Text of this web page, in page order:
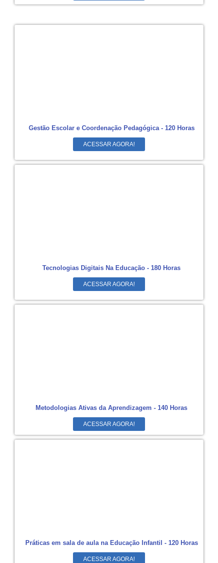
Gestão Escolar e Coordenação Pedagógica - 120 Horas
ACESSAR AGORA!
Tecnologias Digitais Na Educação - 180 Horas
ACESSAR AGORA!
Metodologias Ativas da Aprendizagem - 140 Horas
ACESSAR AGORA!
Práticas em sala de aula na Educação Infantil - 120 Horas
ACESSAR AGORA!